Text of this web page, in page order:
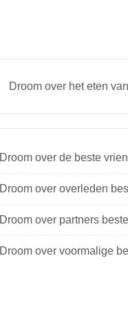
Droom over het eten
Droom over de beste
Droom over overleden
Droom over partners
Droom over voormalige